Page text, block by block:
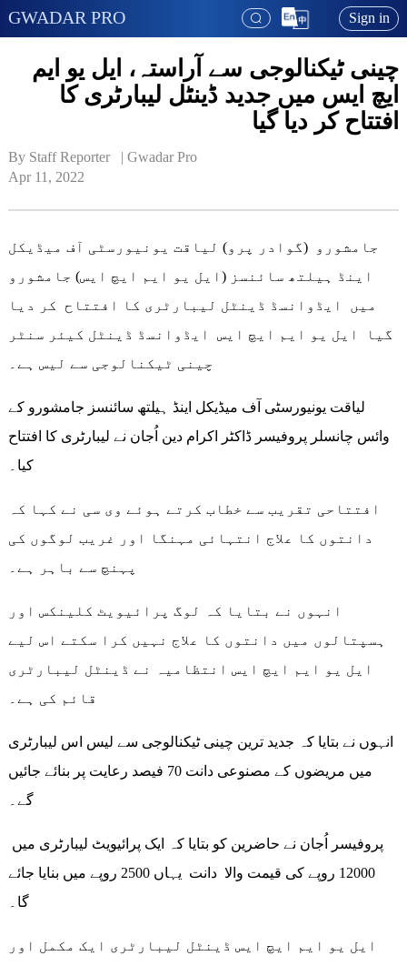
GWADAR PRO Sign in
چینی ٹیکنالوجی سے آراستہ، ایل یو ایم
ایچ ایس میں جدید ڈینٹل لیبارٹری کا
افتتاح کر دیا گیا
By Staff Reporter   | Gwadar Pro
Apr 11, 2022
جامشورو (گوادر پرو) لیاقت یونیورسٹی آف میڈیکل
اینڈ ہیلتھ سائنسز (ایل یو ایم ایچ ایس) جامشورو
میں ایڈوانسڈ ڈینٹل لیبارٹری کا افتتاح کر دیا
گیا ایل یو ایم ایچ ایس ایڈوانسڈ ڈینٹل کیئر سنٹر
چینی ٹیکنالوجی سے لیس ہے۔
لیاقت یونیورسٹی آف میڈیکل اینڈ ہیلتھ سائنسز جامشورو کے
وائس چانسلر پروفیسر ڈاکٹر اکرام دین اُجان نے لیبارٹری کا افتتاح
کیا۔
افتتاحی تقریب سے خطاب کرتے ہوئے وی سی نے کہا کہ
دانتوں کا علاج انتہائی مہنگا اور غریب لوگوں کی
پہنچ سے باہر ہے۔
انہوں نے بتایا کہ لوگ پرائیویٹ کلینکس اور
ہسپتالوں میں دانتوں کا علاج نہیں کرا سکتے اس لیے
ایل یو ایم ایچ ایس انتظامیہ نے ڈینٹل لیبارٹری
قائم کی ہے۔
انہوں نے بتایا کہ جدید ترین چینی ٹیکنالوجی سے لیس اس لیبارٹری
میں مریضوں کے مصنوعی دانت 70 فیصد رعایت پر بنائے جائیں
گے۔
12000 روپے کی قیمت والا دانت یہاں 2500 روپے میں بنایا جائے
گا۔
ایل یو ایم ایچ ایس ڈینٹل لیبارٹری ایک مکمل اور